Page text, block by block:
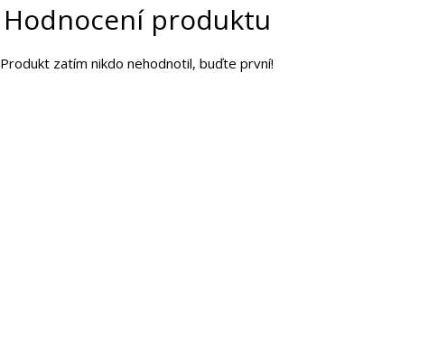
Hodnocení produktu
Produkt zatím nikdo nehodnotil, buďte první!